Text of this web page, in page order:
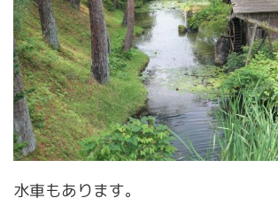
水車もあります。